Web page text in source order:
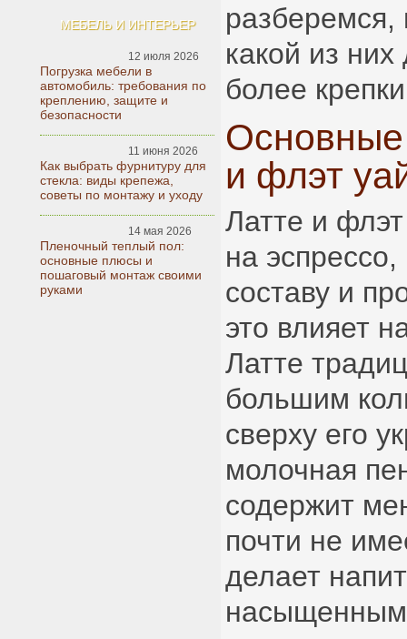
МЕБЕЛЬ И ИНТЕРЬЕР
12 июля 2026
Погрузка мебели в
автомобиль: требования по
креплению, защите и
безопасности
11 июня 2026
Как выбрать фурнитуру для
стекла: виды крепежа,
советы по монтажу и уходу
14 мая 2026
Пленочный теплый пол:
основные плюсы и
пошаговый монтаж своими
руками
разберемся,
какой из
более
Основные
и флэт
Латте и
на
составу и
это влияет
Латте
большим
сверху его
молочная
содержит
почти не
делает
насыщенным